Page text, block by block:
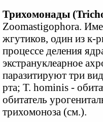
Трихомонады
Zoomastigophora.
жгутиков, один из к-
процессе деления
экстрануклеарное
паразитируют три
рта; Т. hominis -
обитатель
трихомоноза (см.).